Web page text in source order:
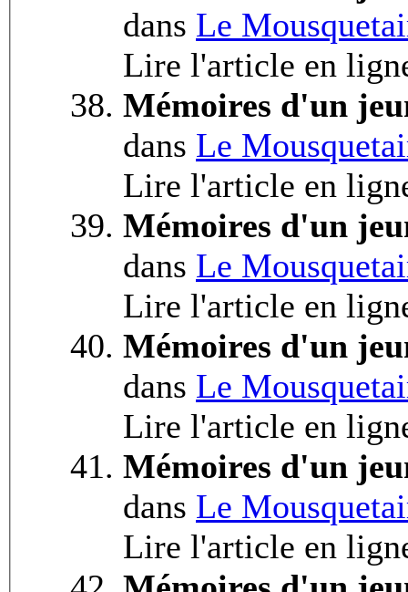
dans Le
Lire l'article en
Mémoires d'un
dans Le
Lire l'article en
Mémoires d'un
dans Le
Lire l'article en
Mémoires d'un
dans Le
Lire l'article en
Mémoires d'un
dans Le
Lire l'article en